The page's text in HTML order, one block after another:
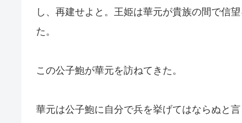
し、再建せよと。王姫は華元が貴族の間で信
た。
この公子鮑が華元を訪ねてきた。
華元は公子鮑に自分で兵を挙げてはならぬと